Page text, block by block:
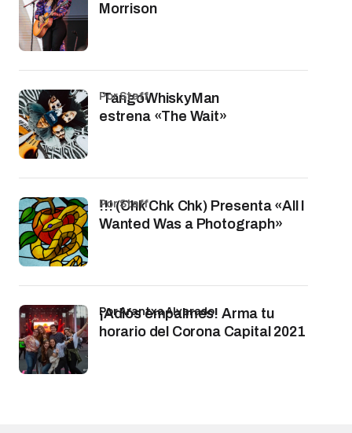
Morrison
TangoWhiskyMan
estrena «The Wait»
por Staff
!!! (Chk Chk Chk) Presenta «All I
Wanted Was a Photograph»
por Staff
¡Adiós empalmes! Arma tu
horario del Corona Capital 2021
por Arantxa Alvarado